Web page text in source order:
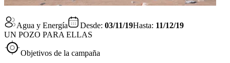
Agua y Energía Desde: 03/11/19Hasta: 11/12/19
UN POZO PARA ELLAS
Objetivos de la campaña